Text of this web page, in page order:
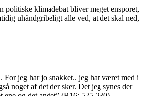
politiske klimadebat bliver meget ensporet,
uhåndgribeligt alle ved, at det skal ned,
For jeg har jo snakket.. jeg har været med i
noget af det der sker. Det jeg synes der